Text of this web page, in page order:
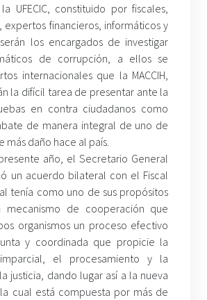
UFECIC, constituido por fiscales,
expertos financieros, informáticos y
los encargados de investigar
de corrupción, a ellos se
internacionales que la MACCIH,
la difícil tarea de presentar ante la
en contra ciudadanos como
de manera integral de uno de
más daño hace al país.
año, el Secretario General
un acuerdo bilateral con el Fiscal
tenía como uno de sus propósitos
mecanismo de cooperación que
organismos un proceso efectivo
y coordinada que propicie la
imparcial, el procesamiento y la
justicia, dando lugar así a la nueva
cual está compuesta por más de